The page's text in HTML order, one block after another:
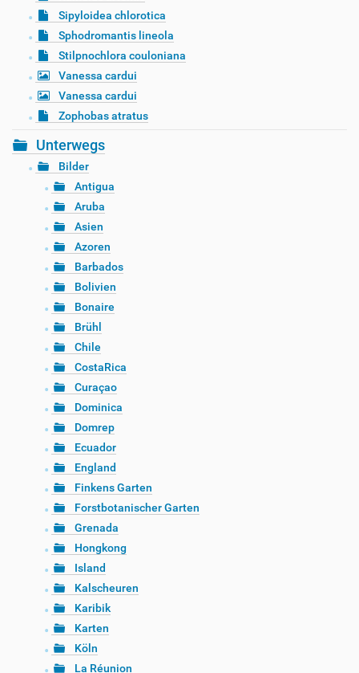
Sipyloidea chlorotica
Sphodromantis lineola
Stilpnochlora couloniana
Vanessa cardui
Vanessa cardui
Zophobas atratus
Unterwegs
Bilder
Antigua
Aruba
Asien
Azoren
Barbados
Bolivien
Bonaire
Brühl
Chile
CostaRica
Curaçao
Dominica
Domrep
Ecuador
England
Finkens Garten
Forstbotanischer Garten
Grenada
Hongkong
Island
Kalscheuren
Karibik
Karten
Köln
La Réunion